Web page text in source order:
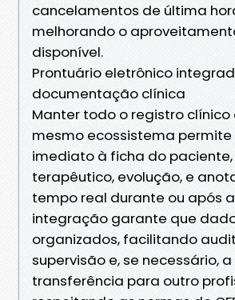
cancelamentos de última
melhorando o
disponível.
Prontuário eletrônico
documentação clínica
Manter todo o registro
mesmo ecossistema
imediato à ficha do
terapêutico, evolução, e
tempo real durante ou após
integração garante que
organizados, facilitando
supervisão e, se necessário, a
transferência para outro